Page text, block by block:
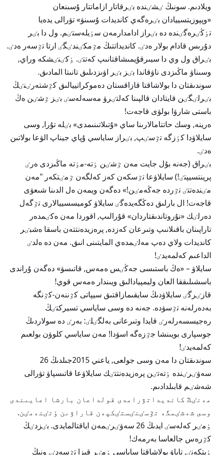
ويلادىم. سونىڭ ٸشٸندە بٸرقاتار ازاماتتار ۇسىنعان
«وپپوزيتسييادان بٸرەگەي كانديدات ۇسىنۋ» تۋرالى يدەيا
تٶڭٸرەگٸندە دە بٸراز ادامدارمەن سٶيلەستٸم. ول دا بٸر
دۇرىس قادام بولار ەدٸ. كانديداتتىڭ مٷمكٸندٸگٸ ارتا تٷسەر ەدٸ.
بٸراق ول وي دا سيىرقۇيمىشاقتانىپ كەتتٸ. ٶكٸنٸشكە وراي,
وسىناۋ ماڭىزدى ناۋقاندا بٸز بٸر اۋىزدىلىق تانىتا المادىق.
سوندىقتان دا بولاشاقتا قازاقستان دەموكراتييالىق كٷشتەرٸنٸڭ
بٸرلٸگٸن قايتادان قالپىنا كەلتٸرۋ مەسەلەسٸ بٸز ٷشٸن ەڭ
باستى شارۋا بولۋى قاجەت!
ەرينە, وسك حاتتامالارىنا ساي «ۇتىلاتىنىمدى» بٸلە تۇرا, وسى
سايلاۋدا كٶزگە تٷسٸپ, بٸراز ساياسي ۇپاي جيناپ الۋعا بولاتىن
ەدٸ.
بٸراق (جەنە بۇل جايت مەن ٷشٸن ٶتە-مٶتە ماڭىزدى ەرٸ
پرينتسيپتٸ!) سايلاۋعا تٷسكەن كەز كەلگەن ٷمٸتكەر "مەن
مٸندەتتٸ تٷردە جەڭەمٸن!» دەگەن ويمەن ەل الدىنا شىعۋى
قاجەت! ال بارلىق دەڭگەيدەگٸ سايلاۋ كوميسسييالارى تٷگەل
دەرلٸك «نۇروتاندىقتاردان» قۇرالىپ, اقوردا مەن ەكٸمدەر
تاراپىنان باقىلانىپ وتىرعان كەزدە, پرەزيدەنتتەن باسقا ەشبٸر
كانديدات ولاي دەپ مەلٸمدەي المايتىنى انىق. مەن دە ەلدٸ
الداعىم كەلمەيدٸ!
سايلاۋ – «ەڭ باستىسى جەڭٸس ەمەس, قاتىسۋ» دەگەن ۇراندى
باسشىلىققا العان وليمپيادالىق ويىندار ەمەس قوي!
قازٸرگٸ سايلاۋدىڭ سايقىمازاقتىق سيپاتى كٷننەن-كٷنگە
بەدەرلەنە تٷسۋدە. جەنە دە وسى ساياسي تسيركتٸڭ
رەجيسسەرلەرٸ قايدا وتىرعانى بەلگٸلٸ: بەرٸ دە سولاردىڭ
جوسپارى بويىنشا جٷزەگە اسۋدا! مەن ساياسي كلوۋن بولعىم
كەلمەيدٸ!
سوندىقتان دا مەن وسى جولعى, ياعني 2015جىلدىڭ 26
سەۋٸرٸندە ٶتەتٸن پرەزيدەنتتٸك سايلاۋعا قاتىسپاۋ تۋرالى
شەشٸم قابىلدادىم.
مەنٸڭ كانديداتۋرامدى قولداعان بارشا اعايىندى
وسى شەشٸمگە تٷسٸنٸستٸكپەن قاراۋىن ٶتٸنەمٸن.
ٶمٸر كەلەسٸ ايدىڭ 26 سەۋٸرٸمەن اياقتالمايدى. بٸزدٸڭ
كٷرەس جالعاسا بەرمەك!
ٶيتكەنٸ, تاياۋ بولاشاقتا ساياسي ٶمٸر قىزا تٷسەدٸ. ونىڭ